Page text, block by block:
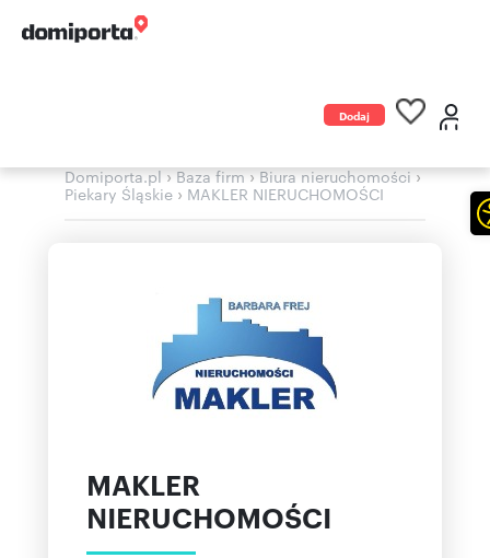
Dodaj
Domiporta.pl›Baza firm›Biura nieruchomości›
Piekary Śląskie › MAKLER NIERUCHOMOŚCI
MAKLER
NIERUCHOMOŚCI